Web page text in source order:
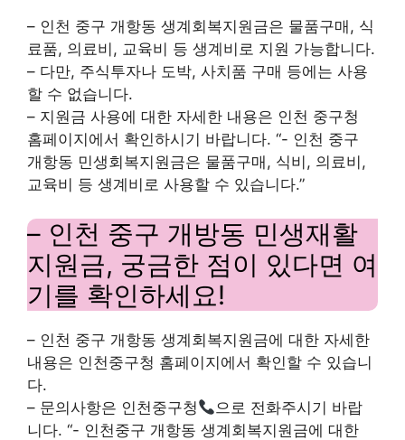
– 인천 중구 개항동 생계회복지원금은 물품구매, 식
료품, 의료비, 교육비 등 생계비로 지원 가능합니다.
– 다만, 주식투자나 도박, 사치품 구매 등에는 사용
할 수 없습니다.
– 지원금 사용에 대한 자세한 내용은 인천 중구청
홈페이지에서 확인하시기 바랍니다. “- 인천 중구
개항동 민생회복지원금은 물품구매, 식비, 의료비,
교육비 등 생계비로 사용할 수 있습니다.”
– 인천 중구 개방동 민생재활
지원금, 궁금한 점이 있다면 여
기를 확인하세요!
– 인천 중구 개항동 생계회복지원금에 대한 자세한
내용은 인천중구청 홈페이지에서 확인할 수 있습니
다.
– 문의사항은 인천중구청
으로 전화주시기 바랍
니다. “- 인천중구 개항동 생계회복지원금에 대한